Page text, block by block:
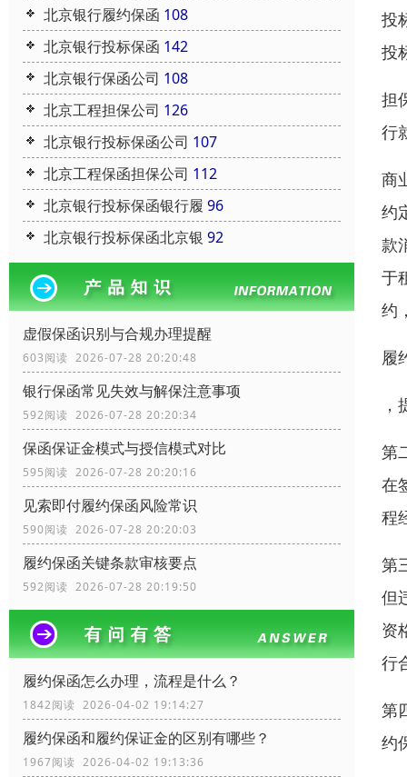
北京银行履约保函 108
北京银行投标保函 142
北京银行保函公司 108
北京工程担保公司 126
北京银行投标保函公司 107
北京工程保函担保公司 112
北京银行投标保函银行履 96
北京银行投标保函北京银 92
虚假保函识别与合规办理提醒
603阅读 2026-07-28 20:20:48
银行保函常见失效与解保注意事项
592阅读 2026-07-28 20:20:34
保函保证金模式与授信模式对比
595阅读 2026-07-28 20:20:16
见索即付履约保函风险常识
590阅读 2026-07-28 20:20:03
履约保函关键条款审核要点
592阅读 2026-07-28 20:19:50
履约保函怎么办理，流程是什么？
1842阅读 2026-04-02 19:14:27
履约保函和履约保证金的区别有哪些？
1967阅读 2026-04-02 19:13:36
投
投
担
行
商
约
款
于
约
履
第
在
程
第
但
资
行
第
约